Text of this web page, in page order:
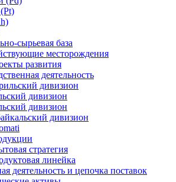
сырьевая база
месторождения
развития
деятельность
дивизион
дивизион
дивизион
дивизион
стратегия
линейка
деятельность и цепочка поставок